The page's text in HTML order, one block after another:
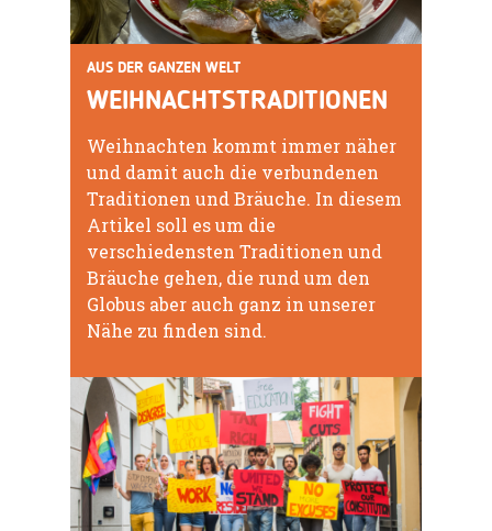
AUS DER GANZEN WELT
WEIHNACHTSTRADITIONEN
Weihnachten kommt immer näher
und damit auch die verbundenen
Traditionen und Bräuche. In diesem
Artikel soll es um die
verschiedensten Traditionen und
Bräuche gehen, die rund um den
Globus aber auch ganz in unserer
Nähe zu finden sind.